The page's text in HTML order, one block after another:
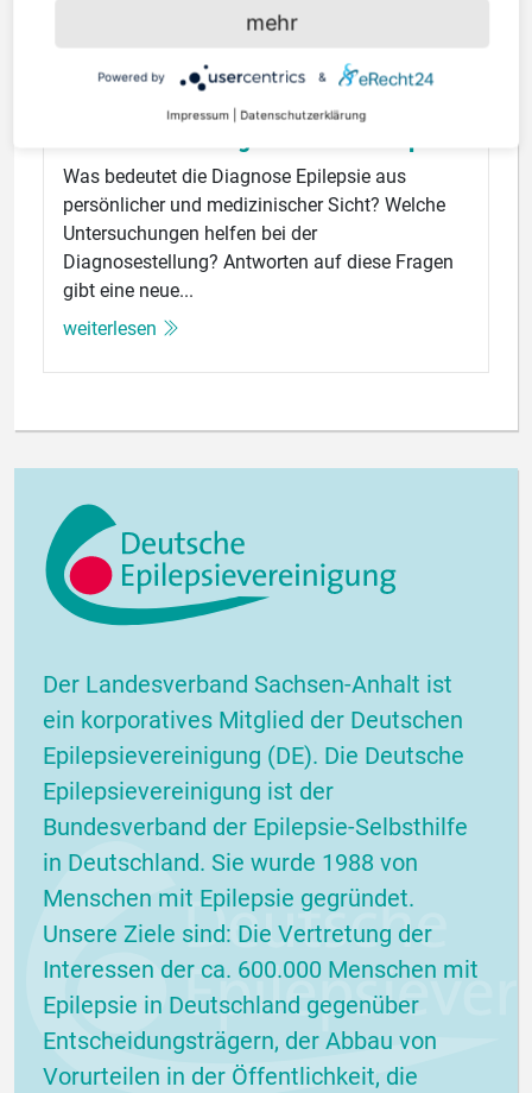
© Deutsche Hirnstiftung
7. April 2026 | Lesezeit: 2 Minuten
Was bedeutet die Diagnose Epilepsie aus
persönlicher und medizinischer Sicht? Welche
Untersuchungen helfen bei der
Diagnosestellung? Antworten auf diese Fragen
gibt eine neue...
weiterlesen
Der Landesverband Sachsen-Anhalt ist
ein korporatives Mitglied der Deutschen
Epilepsievereinigung (DE). Die Deutsche
Epilepsievereinigung ist der
Bundesverband der Epilepsie-Selbsthilfe
in Deutschland. Sie wurde 1988 von
Menschen mit Epilepsie gegründet.
Unsere Ziele sind: Die Vertretung der
Interessen der ca. 600.000 Menschen mit
Epilepsie in Deutschland gegenüber
Entscheidungsträgern, der Abbau von
Vorurteilen in der Öffentlichkeit, die
mehr
Powered by &
Impressum Datenschutzerklärung